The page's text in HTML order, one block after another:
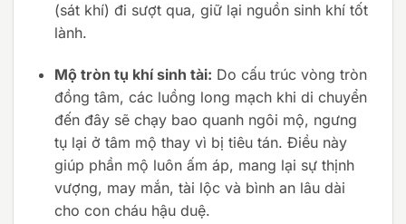
(sát khí) đi sượt qua, giữ lại nguồn sinh khí tốt
lành.
Mộ tròn tụ khí sinh tài: Do cấu trúc vòng tròn
đồng tâm, các luồng long mạch khi di chuyển
đến đây sẽ chạy bao quanh ngôi mộ, ngưng
tụ lại ở tâm mộ thay vì bị tiêu tán. Điều này
giúp phần mộ luôn ấm áp, mang lại sự thịnh
vượng, may mắn, tài lộc và bình an lâu dài
cho con cháu hậu duệ.